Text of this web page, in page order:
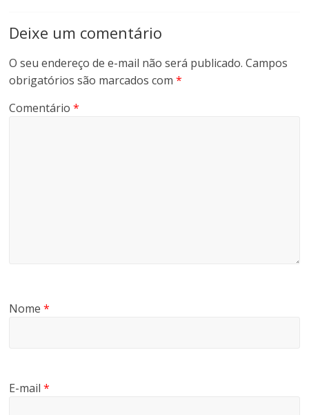
Deixe um comentário
O seu endereço de e-mail não será publicado. Campos
obrigatórios são marcados com*
Comentário*
Nome*
E-mail*